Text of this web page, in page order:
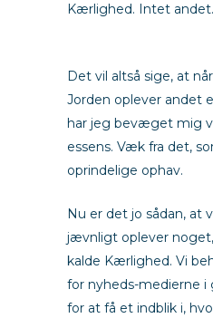
Kærlighed. Intet andet.
Det vil altså sige, at
Jorden oplever andet
har jeg bevæget mig
essens. Væk fra det,
oprindelige ophav.
Nu er det jo sådan, at
jævnligt oplever
kalde Kærlighed. Vi
for nyheds-medierne
for at få et indblik i,